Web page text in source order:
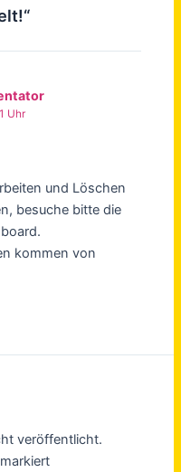
Uhr
und Löschen
besuche bitte die
kommen von
veröffentlicht.
markiert